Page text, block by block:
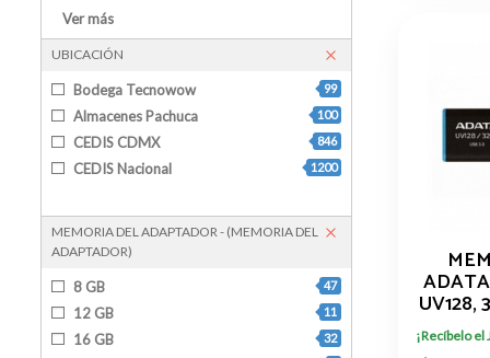
AMD
ANTEC 23
APNX 3
ASROCK 9
ASUS 111
BALAM RUSH 104
be quiet!
BIOSTAR
COOLER MASTER 57
CORSAIR 137
COUGAR 14
Ver más
UBICACIÓN
Bodega Tecnowow 99
Almacenes Pachuca 100
CEDIS CDMX 846
CEDIS Nacional 1200
MEMORIA DEL ADAPTADOR - (MEMORIA DEL
ADAPTADOR)
8 GB 47
12 GB 11
16 GB 32
UV128,
¡Recíbelo el